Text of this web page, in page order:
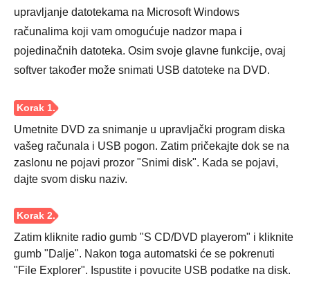
upravljanje datotekama na Microsoft Windows
računalima koji vam omogućuje nadzor mapa i
pojedinačnih datoteka. Osim svoje glavne funkcije, ovaj
softver također može snimati USB datoteke na DVD.
Umetnite DVD za snimanje u upravljački program diska
vašeg računala i USB pogon. Zatim pričekajte dok se na
zaslonu ne pojavi prozor "Snimi disk". Kada se pojavi,
dajte svom disku naziv.
Zatim kliknite radio gumb "S CD/DVD playerom" i kliknite
gumb "Dalje". Nakon toga automatski će se pokrenuti
"File Explorer". Ispustite i povucite USB podatke na disk.